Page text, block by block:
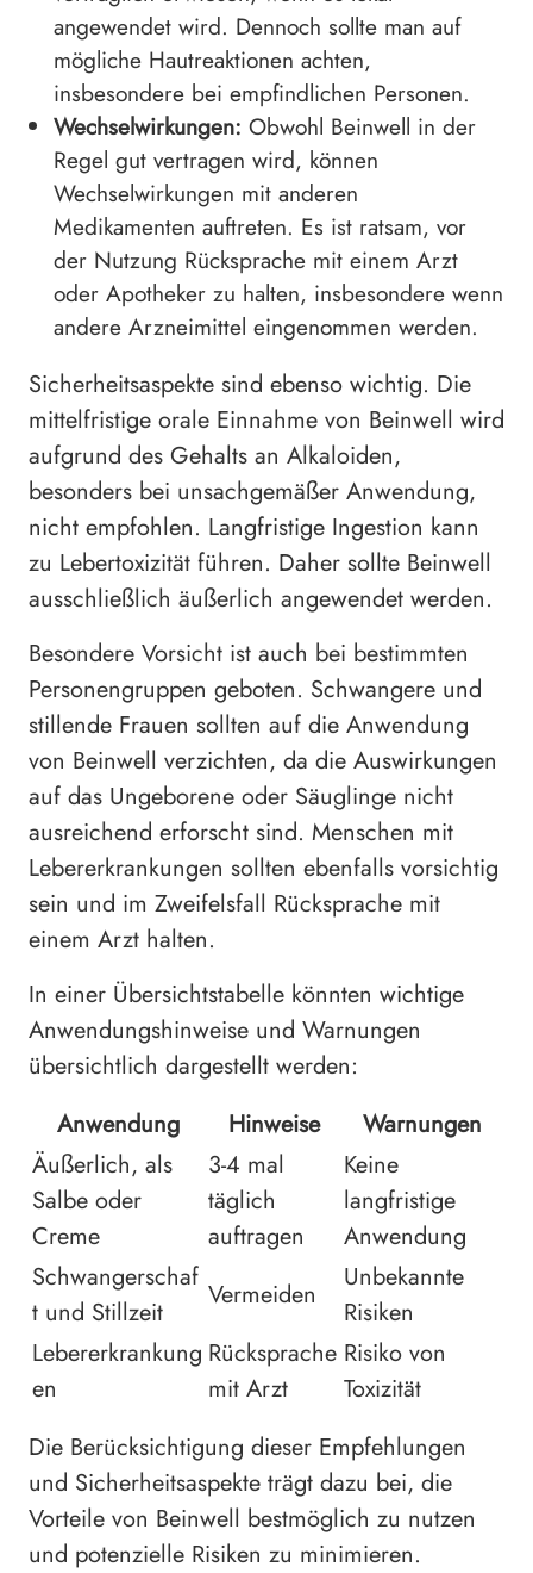
angewendet wird. Dennoch sollte man auf
mögliche Hautreaktionen achten,
insbesondere bei empfindlichen Personen.
Wechselwirkungen: Obwohl Beinwell in der
Regel gut vertragen wird, können
Wechselwirkungen mit anderen
Medikamenten auftreten. Es ist ratsam, vor
der Nutzung Rücksprache mit einem Arzt
oder Apotheker zu halten, insbesondere wenn
andere Arzneimittel eingenommen werden.
Sicherheitsaspekte sind ebenso wichtig. Die
mittelfristige orale Einnahme von Beinwell wird
aufgrund des Gehalts an Alkaloiden,
besonders bei unsachgemäßer Anwendung,
nicht empfohlen. Langfristige Ingestion kann
zu Lebertoxizität führen. Daher sollte Beinwell
ausschließlich äußerlich angewendet werden.
Besondere Vorsicht ist auch bei bestimmten
Personengruppen geboten. Schwangere und
stillende Frauen sollten auf die Anwendung
von Beinwell verzichten, da die Auswirkungen
auf das Ungeborene oder Säuglinge nicht
ausreichend erforscht sind. Menschen mit
Lebererkrankungen sollten ebenfalls vorsichtig
sein und im Zweifelsfall Rücksprache mit
einem Arzt halten.
In einer Übersichtstabelle könnten wichtige
Anwendungshinweise und Warnungen
übersichtlich dargestellt werden:
Anwendung
Hinweise
Warnungen
Äußerlich, als
Salbe oder
Creme
3-4 mal
täglich
auftragen
Keine
langfristige
Anwendung
Schwangerschaf
t und Stillzeit
Vermeiden
Unbekannte
Risiken
Lebererkrankung
en
Rücksprache
mit Arzt
Risiko von
Toxizität
Die Berücksichtigung dieser Empfehlungen
und Sicherheitsaspekte trägt dazu bei, die
Vorteile von Beinwell bestmöglich zu nutzen
und potenzielle Risiken zu minimieren.